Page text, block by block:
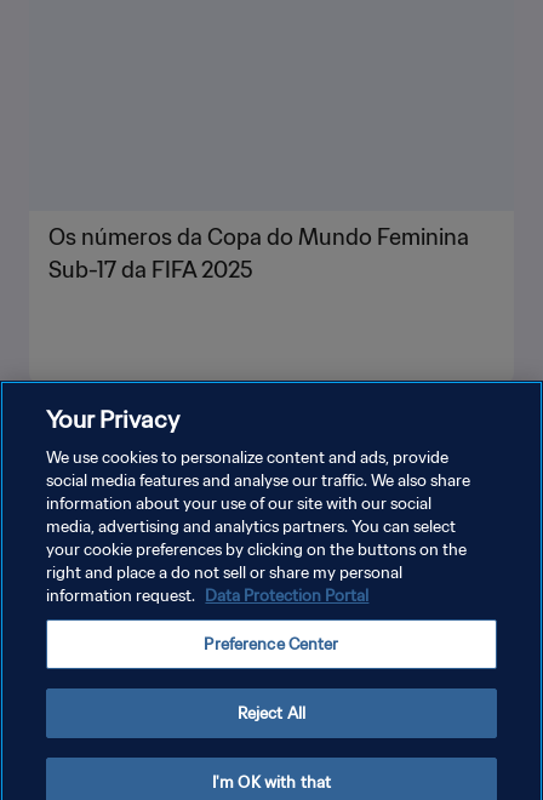
Os números da Copa do Mundo Feminina
Sub-17 da FIFA 2025
POLÍTICA DE PRIVACIDADE
ADMINISTRAR AS PREFERÊNCIAS DE COOKIES
Copyright © 1994-2026 FIFA. Todos os direitos reservados.
Your Privacy
We use cookies to personalize content and ads, provide
social media features and analyse our traffic. We also share
information about your use of our site with our social
media, advertising and analytics partners. You can select
your cookie preferences by clicking on the buttons on the
right and place a do not sell or share my personal
information request. Data Protection Portal
Preference Center
Reject All
I'm OK with that